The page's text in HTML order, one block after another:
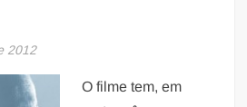
2012
O filme tem, em